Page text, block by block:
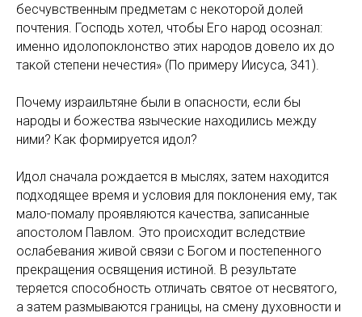
бесчувственным предметам с некоторой долей
почтения. Господь хотел, чтобы Его народ осознал:
именно идолопоклонство этих народов довело их до
такой степени нечестия» (По примеру Иисуса, 341).
Почему израильтяне были в опасности, если бы
народы и божества языческие находились между
ними? Как формируется идол?
Идол сначала рождается в мыслях, затем находится
подходящее время и условия для поклонения ему, так
мало-помалу проявляются качества, записанные
апостолом Павлом. Это происходит вследствие
ослабевания живой связи с Богом и постепенного
прекращения освящения истиной. В результате
теряется способность отличать святое от несвятого,
а затем размываются границы, на смену духовности и